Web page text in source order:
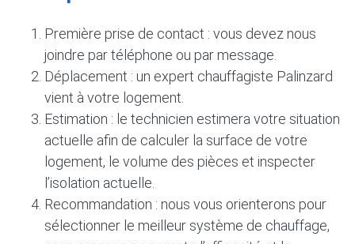
Première prise de contact : vous devez nous
joindre par téléphone ou par message.
Déplacement : un expert chauffagiste Palinzard
vient à votre logement.
Estimation : le technicien estimera votre situation
actuelle afin de calculer la surface de votre
logement, le volume des pièces et inspecter
l’isolation actuelle.
Recommandation : nous vous orienterons pour
sélectionner le meilleur système de chauffage,